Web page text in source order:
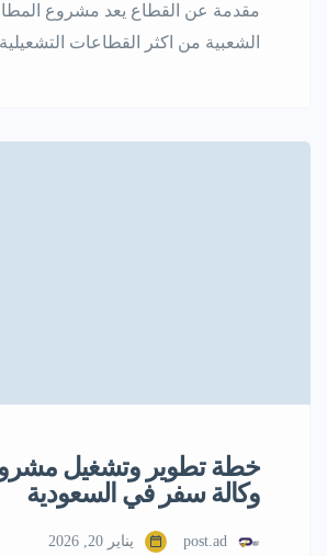
مقدمة عن القطاع يعد مشروع
الشعبية من اكثر القطاعات التشعيلية
متكرر لا يتاثر بشكل مباشر بتقلبات
خطة تطوير وتشغيل
وكالة سفر في السعودية
post.ad يناير 20, 2026